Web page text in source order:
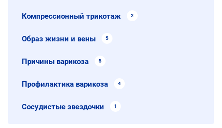
Компрессионный трикотаж 2
Образ жизни и вены 5
Причины варикоза 5
Профилактика варикоза 4
Сосудистые звездочки 1